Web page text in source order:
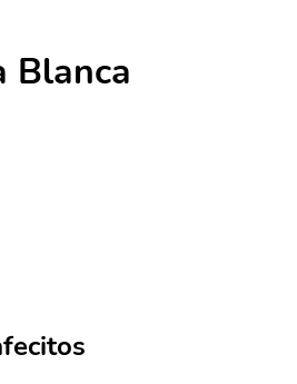
Blanca